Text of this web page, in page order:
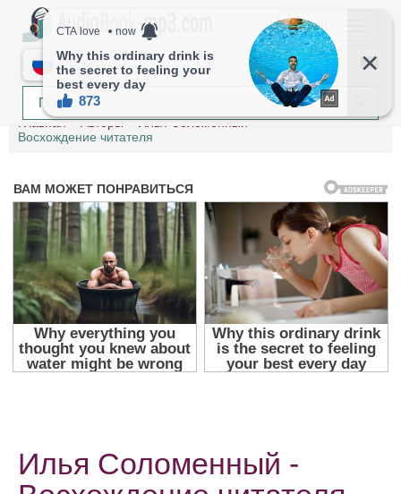
МЕНЮ
RU
Главная Авторы
Илья Соломенный
Восхождение читателя
Илья Соломенный -